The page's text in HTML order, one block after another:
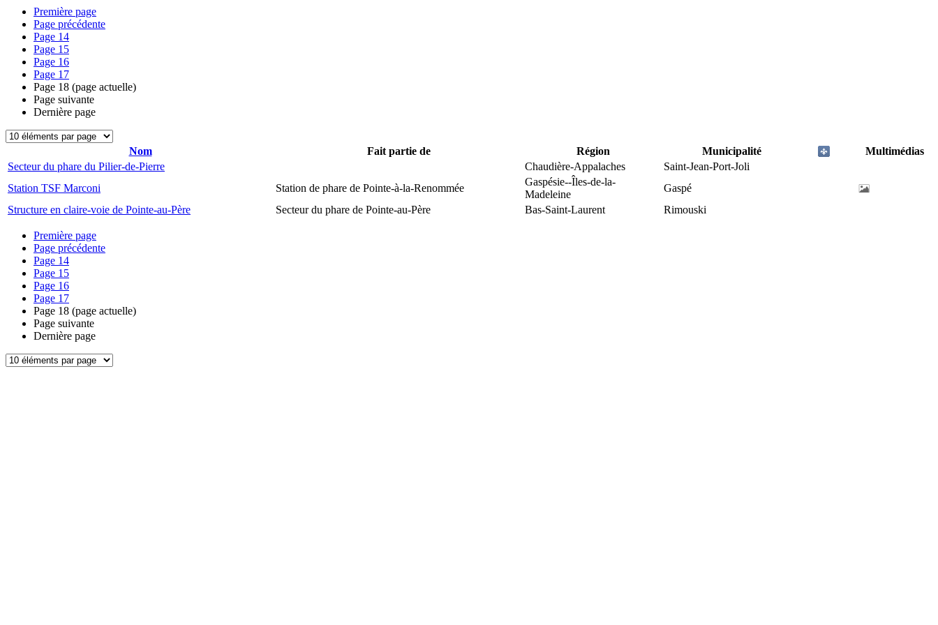
Première page
Page précédente
Page 14
Page 15
Page 16
Page 17
Page 18 (page actuelle)
Page suivante
Dernière page
Nom Fait partie de Région Municipalité
Multimédias
Secteur du phare du Pilier-de-Pierre
Chaudière-Appalaches
Saint-Jean-Port-Joli
Station TSF Marconi
Station de phare de Pointe-à-la-Renommée
Gaspésie--Îles-de-la-
Madeleine
Gaspé
Structure en claire-voie de Pointe-au-Père
Secteur du phare de Pointe-au-Père Bas-Saint-Laurent Rimouski
Première page
Page précédente
Page 14
Page 15
Page 16
Page 17
Page 18 (page actuelle)
Page suivante
Dernière page